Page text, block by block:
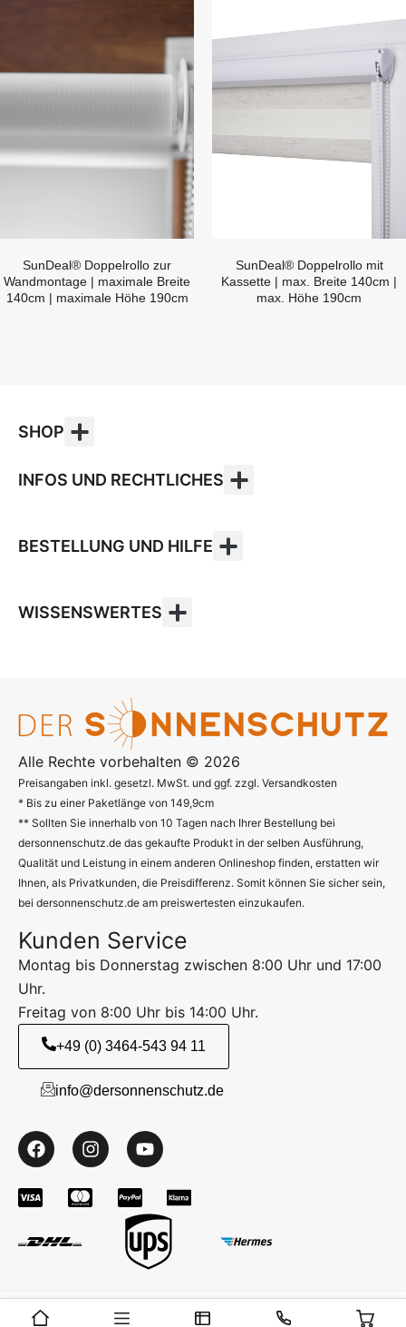
SunDeal® Doppelrollo zur
Wandmontage | maximale Breite
140cm | maximale Höhe 190cm
SunDeal® Doppelrollo mit
Kassette | max. Breite 140cm |
max. Höhe 190cm
SHOP
INFOS UND RECHTLICHES
BESTELLUNG UND HILFE
WISSENSWERTES
Alle Rechte vorbehalten © 2026
Preisangaben inkl. gesetzl. MwSt. und ggf. zzgl. Versandkosten
* Bis zu einer Paketlänge von 149,9cm
** Sollten Sie innerhalb von 10 Tagen nach Ihrer Bestellung bei
dersonnenschutz.de das gekaufte Produkt in der selben Ausführung,
Qualität und Leistung in einem anderen Onlineshop finden, erstatten wir
Ihnen, als Privatkunden, die Preisdifferenz. Somit können Sie sicher sein,
bei dersonnenschutz.de am preiswertesten einzukaufen.
Kunden Service
Montag bis Donnerstag zwischen 8:00 Uhr und 17:00
Uhr.
Freitag von 8:00 Uhr bis 14:00 Uhr.
+49 (0) 3464-543 94 11
info@dersonnenschutz.de